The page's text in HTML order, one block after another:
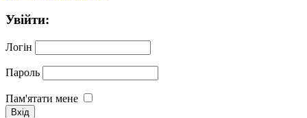
Увійти:
Логін
Пароль
Пам'ятати мене